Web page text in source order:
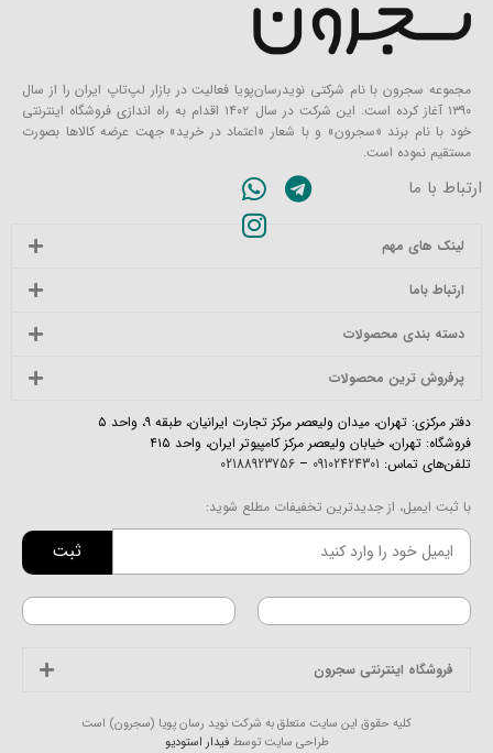
مجموعه سجرون با نام شرکتی نویدرسان‌پویا فعالیت در بازار لپ‌تاپ ایران را از سال
۱۳۹۰ آغاز کرده است. این شرکت در سال ۱۴۰۲ اقدام به راه اندازی فروشگاه اینترنتی
خود با نام برند «سجرون» و با شعار «اعتماد در خرید» جهت عرضه کالاها بصورت
مستقیم نموده است.
ارتباط با ما
لینک های مهم
ارتباط باما
دسته بندی محصولات
پرفروش ترین محصولات
دفتر مرکزی: تهران، میدان ولیعصر مرکز تجارت ایرانیان، طبقه ۹، واحد ۵
فروشگاه: تهران، خیابان ولیعصر مرکز کامپیوتر ایران، واحد ۴۱۵
تلفن‌های تماس: 09102424301
–
02188923756
با ثبت ایمیل، از جدیدترین تخفیفات مطلع شوید:
ثبت
فروشگاه اینترنتی سجرون
کلیه حقوق این سایت متعلق به شرکت نوید رسان پویا (سجرون) است
طراحی سایت توسطفیدار استودیو